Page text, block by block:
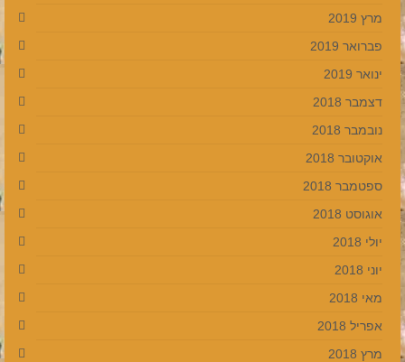
מרץ 2019
פברואר 2019
ינואר 2019
דצמבר 2018
נובמבר 2018
אוקטובר 2018
ספטמבר 2018
אוגוסט 2018
יולי 2018
יוני 2018
מאי 2018
אפריל 2018
מרץ 2018